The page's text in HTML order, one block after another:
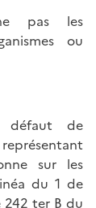
pas les
ou
défaut de
sur les
du 1 de
ter B du